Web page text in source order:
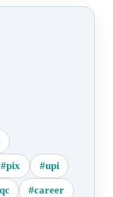
#pix #upi
#career